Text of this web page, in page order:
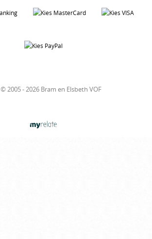
© 2005 - 2026 Bram en Elsbeth VOF